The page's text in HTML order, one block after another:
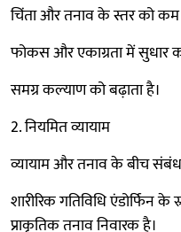
चिंता और तनाव के स्तर को कम
फोकस और एकाग्रता में सुधार
समग्र कल्याण को बढ़ाता है।
2. नियमित व्यायाम
व्यायाम और तनाव के बीच
शारीरिक गतिविधि एंडोर्फिन के
प्राकृतिक तनाव निवारक है।